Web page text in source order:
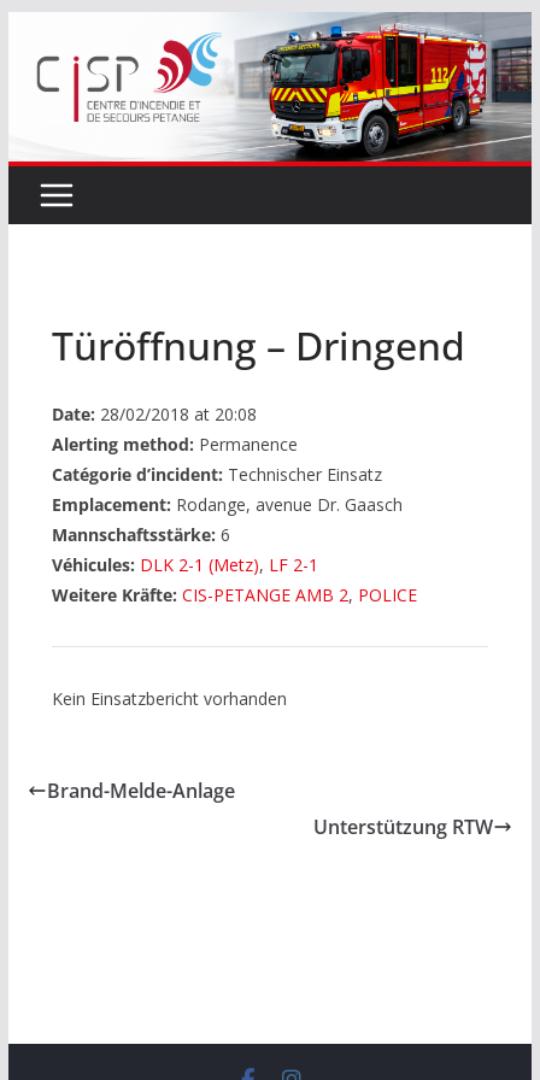
contenu
Türöffnung – Dringend
Date: 28/02/2018 at 20:08
Alerting method: Permanence
Catégorie d’incident: Technischer Einsatz
Emplacement: Rodange, avenue Dr. Gaasch
Mannschaftsstärke: 6
Véhicules: DLK 2-1 (Metz), LF 2-1
Weitere Kräfte: CIS-PETANGE AMB 2, POLICE
Kein Einsatzbericht vorhanden
Brand-Melde-Anlage
Unterstützung RTW